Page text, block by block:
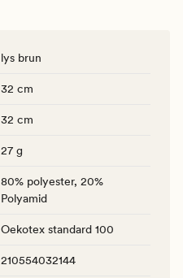
lys brun
32 cm
32 cm
27 g
80% polyester, 20%
Polyamid
Oekotex standard 100
210554032144